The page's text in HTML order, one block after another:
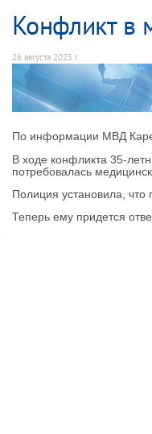
Конфликт в
26 августа 2025 г.
По информации МВД
В ходе конфликта 35-
потребовалась
Полиция установила,
Теперь ему придется